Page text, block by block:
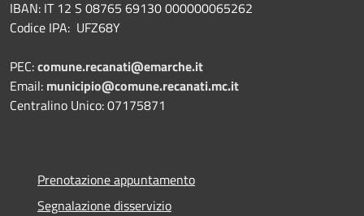
IBAN: IT 12 S 08765 69130 000000065262
Codice IPA: UFZ68Y
PEC:comune.recanati@emarche.it
Email: municipio@comune.recanati.mc.it
Centralino Unico: 07175871
Prenotazione appuntamento
Segnalazione disservizio